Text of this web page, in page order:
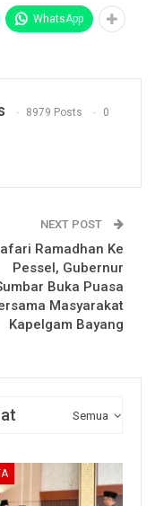
WhatsApp
8979 Posts 0
NEXT POST
Ramadhan Ke
Pessel, Gubernur
Buka Puasa
Masyarakat
Kapelgam Bayang
Semua